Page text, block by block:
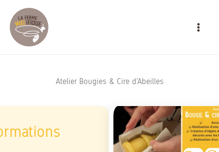
contenu
Atelier Bougies & Cire d’Abeilles